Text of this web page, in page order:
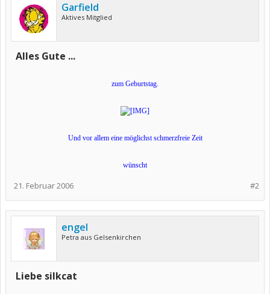
Garfield
Aktives Mitglied
Alles Gute ...
zum Geburtstag.
Und vor allem eine möglichst schmerzfreie Zeit
wünscht
#2
21. Februar 2006
engel
Petra aus Gelsenkirchen
Liebe silkcat